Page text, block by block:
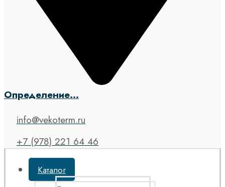
Определение...
info@vekoterm.ru
+7 (978) 221 64 46
Каталог